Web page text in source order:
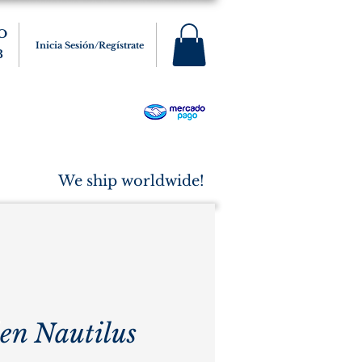
Inicia Sesión/Regístrate
We ship worldwide!
Nautilus